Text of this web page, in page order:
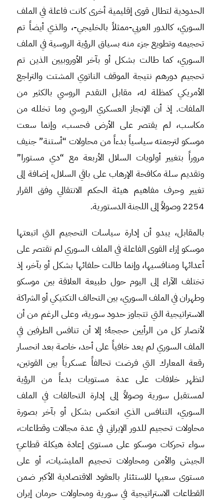
الحدودية لتطال قوى إقليمية أخرى كانت فاعلة في الملف
السوري، كالدور العربي-ممثلاً بالخليجي-، والذي أيضاً تم
تحجيمه وتطويع جزء منه بسياق الرؤية الروسية في الملف
السوري، كما طالت بشكل أو بآخر الأوروبيين الذين تم
تحجيم دورهم نتيجة الموقف الناتوي المشتت والتراجع
الأمريكي كمظلة له، مقابل التقدم الروسي بالكثير من
الملفات. إذ أن الإنجاز العسكري الروسي وما تخلله من
مكاسب، لم يقتصر على الأرض فحسب، وإنما سعت
موسكو لترجمته سياسياً بدءاً من محاولات “أستنة” جنيف
مروراً بتغيير أولويات السلال الأربعة مع “دي مستورا”
وتقديم سلة مكافحة الإرهاب على باقي السلال، إضافة إلى
تغيير وحرف مفاهيم هيئة الحكم الانتقالي وفق القرار
2254 وصولاً إلى اللجنة الدستورية.
بالمقابل، يبدو أن إدارة سياسات التحجيم التي اتبعتها
موسكو إزاء القوى الفاعلة في الملف السوري لم تقتصر على
أعدائها ومنافسيها، وإنما طالت حلفائها بشكل أو بآخر، إذ
تختلف الآراء إلى اليوم حول طبيعة العلاقة بين موسكو
وطهران في الملف السوري، بين التحالف التكتيكي أو الشراكة
الاستراتيجية التي تتجاوز حدود سورية، وعلى الرغم من أن
لأنصار كل من الرأيين حججهُ؛ إلا أن تنافس الطرفين في
الملف السوري لم يعد خافياً على أحد، خاصة بعد انحسار
رقعة المعارك التي فرضت تحالفاً عسكرياً بين القوتين،
لتظهر خلافات على عدة مستويات بدءاً من الرؤية
لمستقبل سورية وصولاً إلى إدارة التحالفات في الملف
السوري، التنافس الذي انعكس بشكل أو بآخر بصورة
محاولات تحجيم للدور الإيراني في عدة مجالات وقطاعات،
سواء تحركات موسكو على مستوى إعادة هيكلة قطاعيّ
الجيش والأمن ومحاولات تحجيم المليشيات، أو على
مستوى سعيها للاستئثار بالعقود الاقتصادية الأكبر ضمن
القطاعات الاستراتيجية في سورية ومحاولات حرمان إيران